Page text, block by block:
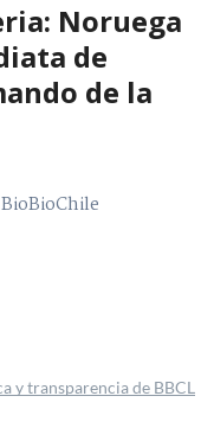
Noruega
de
de la
y transparencia de BBCL